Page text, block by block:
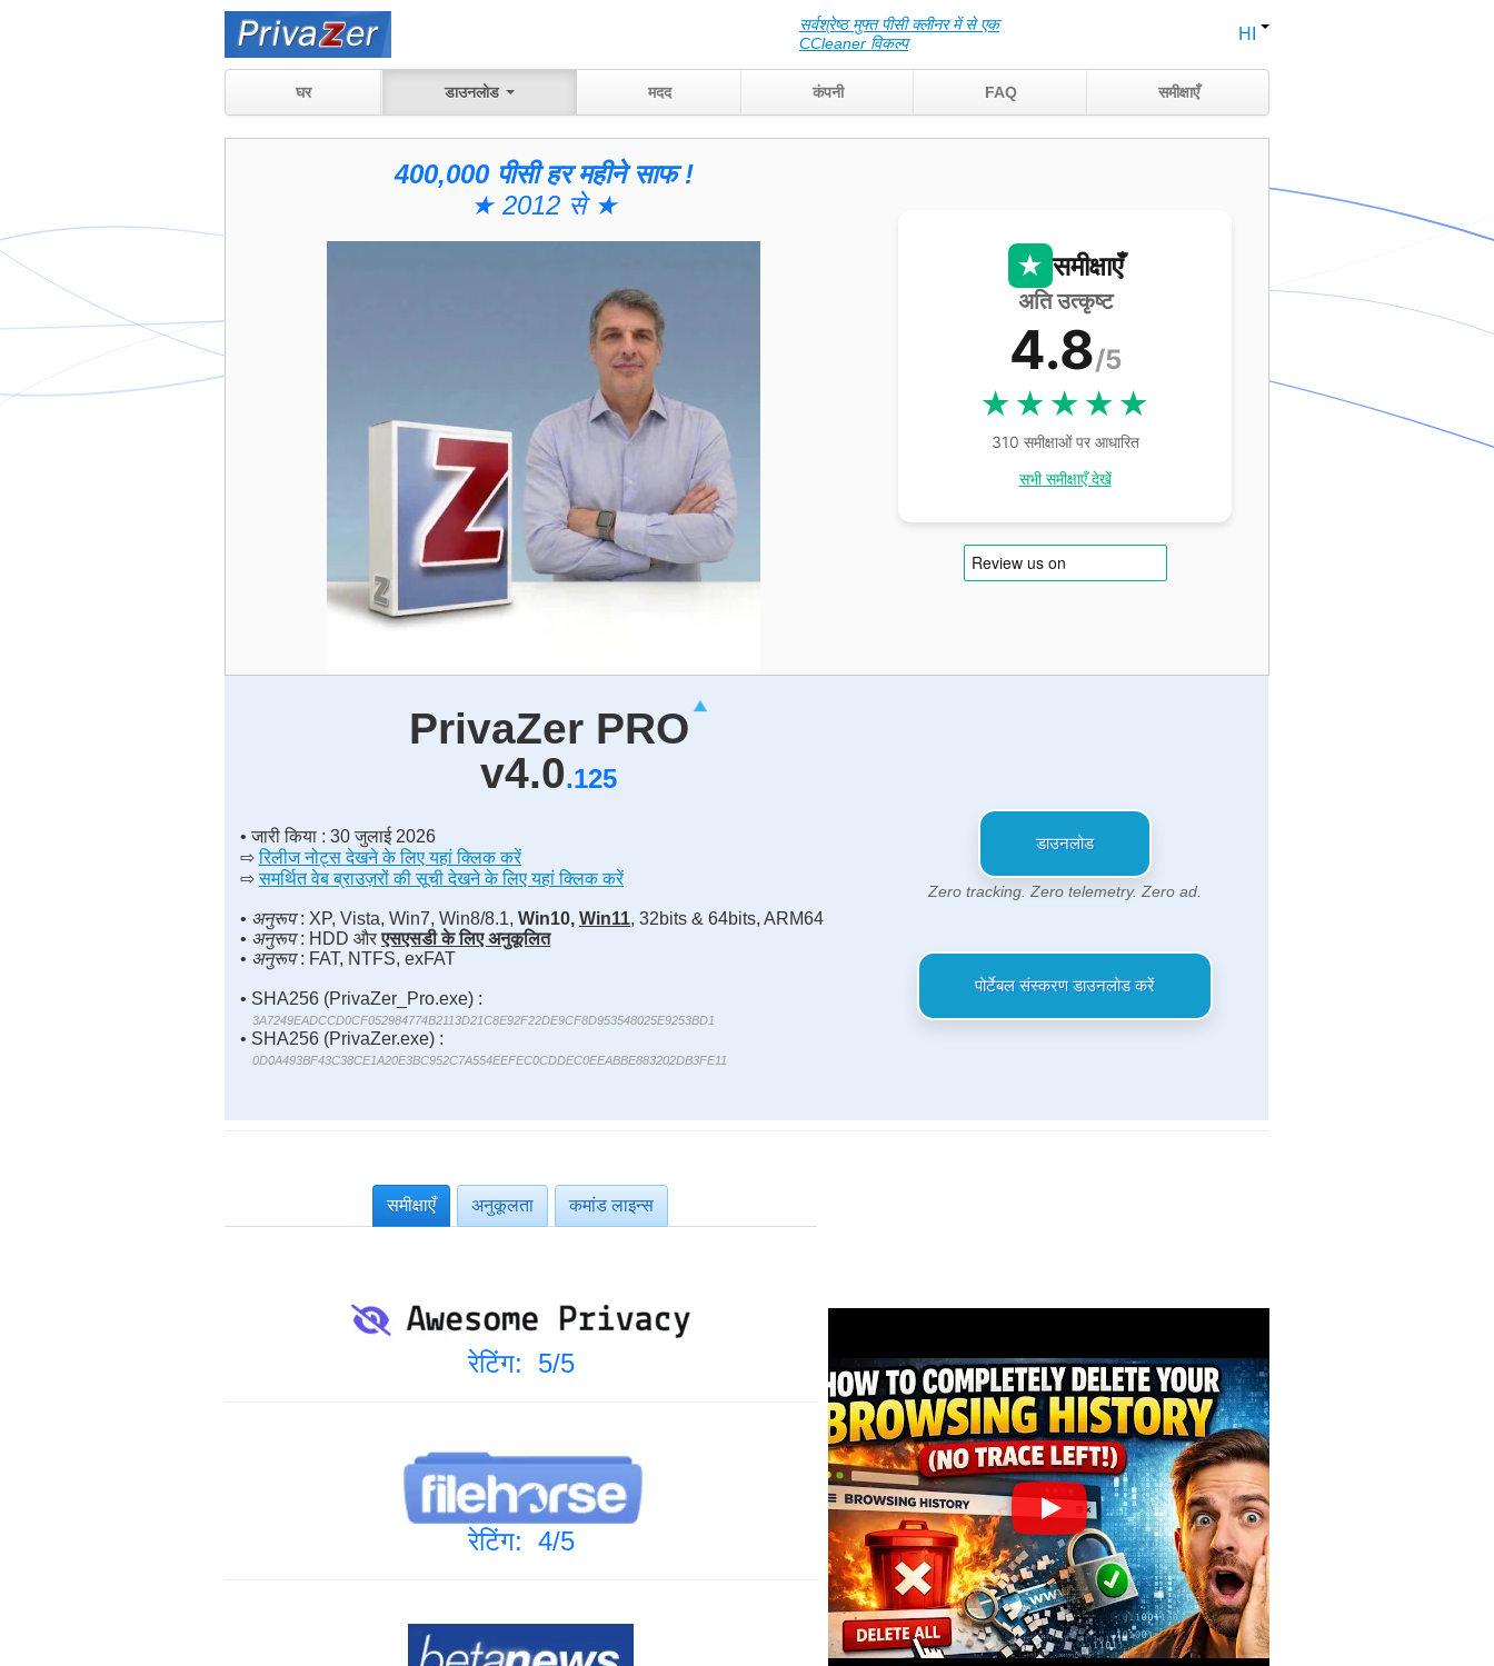
सर्वश्रेष्ठ मुफ्त पीसी क्लीनर में से एक
CCleaner विकल्प
HI
घर डाउनलोड मदद कंपनी FAQ समीक्षाएँ
400,000 पीसी हर महीने साफ !
★ 2012 से ★
★ समीक्षाएँ
अति उत्कृष्ट
4.8/5
★★★★★
310 समीक्षाओं पर आधारित
सभी समीक्षाएँ देखें
PrivaZer PRO
v4.0.125
• जारी किया : 30 जुलाई 2026
⇨रिलीज नोट्स देखने के लिए यहां क्लिक करें
⇨समर्थित वेब ब्राउज़रों की सूची देखने के लिए यहां क्लिक करें
• अनुरूप: XP, Vista, Win7, Win8/8.1, Win10, Win11, 32bits & 64bits, ARM64
• अनुरूप: HDD औरएसएसडी के लिए अनुकूलित
• अनुरूप: FAT, NTFS, exFAT
• SHA256 (PrivaZer_Pro.exe) :
3A7249EADCCD0CF052984774B2113D21C8E92F22DE9CF8D953548025E9253BD1
• SHA256 (PrivaZer.exe) :
0D0A493BF43C38CE1A20E3BC952C7A554EEFEC0CDDEC0EEABBE883202DB3FE11
डाउनलोड
Zero tracking. Zero telemetry. Zero ad.
पोर्टेबल संस्करण डाउनलोड करें
समीक्षाएँ अनुकूलता कमांड लाइन्स
रेटिंग: 5/5
रेटिंग: 4/5